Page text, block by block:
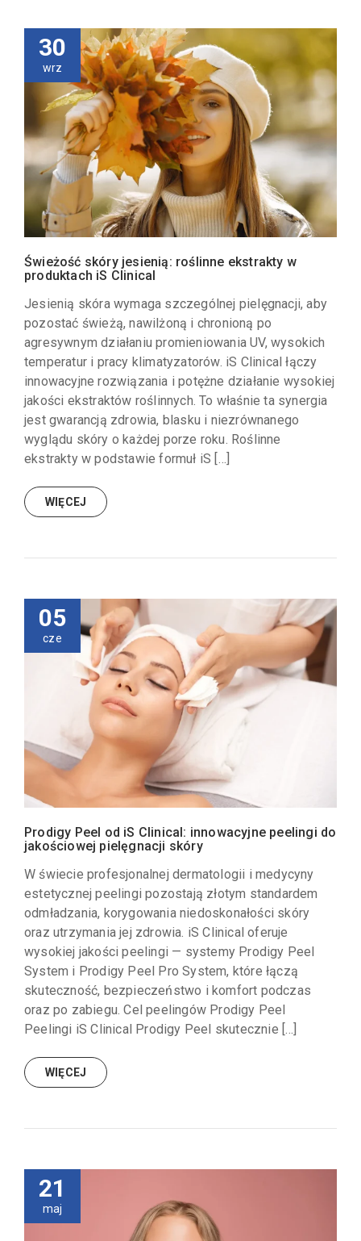
30
wrz
Świeżość skóry jesienią: roślinne ekstrakty w
produktach iS Clinical
Jesienią skóra wymaga szczególnej pielęgnacji, aby
pozostać świeżą, nawilżoną i chronioną po
agresywnym działaniu promieniowania UV, wysokich
temperatur i pracy klimatyzatorów. iS Clinical łączy
innowacyjne rozwiązania i potężne działanie wysokiej
jakości ekstraktów roślinnych. To właśnie ta synergia
jest gwarancją zdrowia, blasku i niezrównanego
wyglądu skóry o każdej porze roku. Roślinne
ekstrakty w podstawie formuł iS […]
WIĘCEJ
05
cze
Prodigy Peel od iS Clinical: innowacyjne peelingi do
jakościowej pielęgnacji skóry
W świecie profesjonalnej dermatologii i medycyny
estetycznej peelingi pozostają złotym standardem
odmładzania, korygowania niedoskonałości skóry
oraz utrzymania jej zdrowia. iS Clinical oferuje
wysokiej jakości peelingi — systemy Prodigy Peel
System i Prodigy Peel Pro System, które łączą
skuteczność, bezpieczeństwo i komfort podczas
oraz po zabiegu. Cel peelingów Prodigy Peel
Peelingi iS Clinical Prodigy Peel skutecznie […]
WIĘCEJ
21
maj